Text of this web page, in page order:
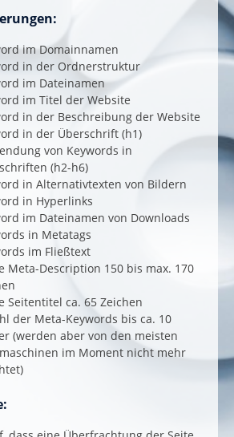
im Domainnamen
in der Ordnerstruktur
im Dateinamen
im Titel der Website
in der Beschreibung der Website
in der Überschrift (h1)
von Keywords in
(h2-h6)
in Alternativtexten von Bildern
in Hyperlinks
im Dateinamen von Downloads
in Metatags
im Fließtext
Meta-Description 150 bis max. 170
Seitentitel ca. 65 Zeichen
der Meta-Keywords bis ca. 10
(werden aber von den meisten
im Moment nicht mehr